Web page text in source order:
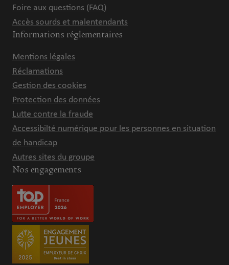
Foire aux questions (FAQ)
Accès sourds et malentendants
Informations réglementaires
Mentions légales
Réclamations
Gestion des cookies
Protection des données
Lutte contre la fraude
Accessibilté numérique pour les personnes en situation
de handicap
Autres sites du groupe
Nos engagements